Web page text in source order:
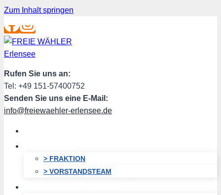
Zum Inhalt springen
Rufen Sie uns an:
Tel: +49 151-57400752
Senden Sie uns eine E-Mail:
info@freiewaehler-erlensee.de
> FRAKTION
> VORSTANDSTEAM